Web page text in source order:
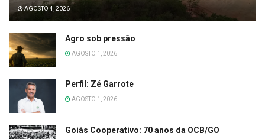
AGOSTO 4, 2026
Agro sob pressão
AGOSTO 1, 2026
Perfil: Zé Garrote
AGOSTO 1, 2026
Goiás Cooperativo: 70 anos da OCB/GO